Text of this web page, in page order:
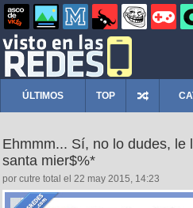
ÚLTIMOS TOP
Ehmmm... Sí, no lo dudes, le
santa mier$%*
por cutre total el 22 may 2015, 14:23